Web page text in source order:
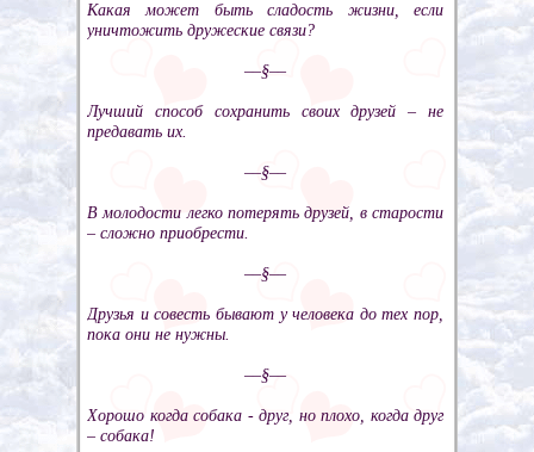
Какая может быть сладость жизни, если
уничтожить дружеские связи?
––§––
Лучший способ сохранить своих друзей – не
предавать их.
––§––
В молодости легко потерять друзей, в старости
– сложно приобрести.
––§––
Друзья и совесть бывают у человека до тех пор,
пока они не нужны.
––§––
Хорошо когда собака - друг, но плохо, когда друг
– собака!